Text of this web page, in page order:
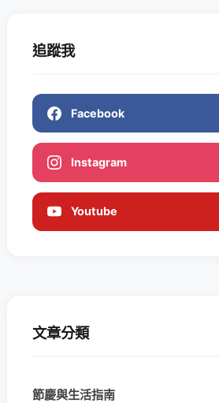
追蹤我
Facebook
Instagram
Youtube
文章分類
節慶與生活指南